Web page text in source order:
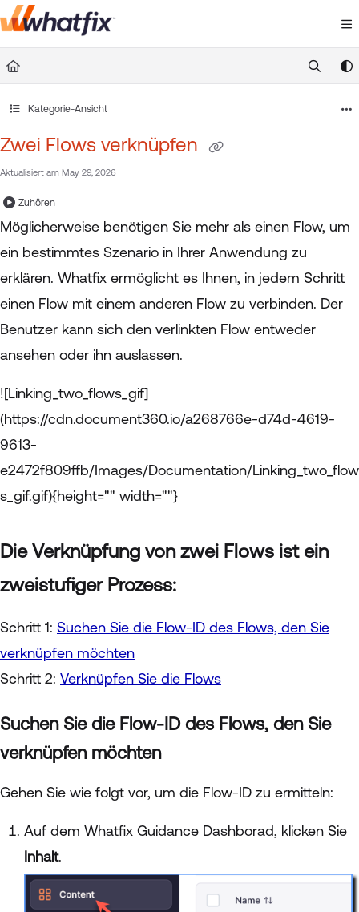
Documentation Index
Fetch the complete documentation index at:
https://
Kategorie-Ansicht
Zwei Flows verknüpfen
Aktualisiert am May 29, 2026
Zuhören
Möglicherweise benötigen Sie mehr als einen Flow, um
ein bestimmtes Szenario in Ihrer Anwendung zu
erklären. Whatfix ermöglicht es Ihnen, in jedem Schritt
einen Flow mit einem anderen Flow zu verbinden. Der
Benutzer kann sich den verlinkten Flow entweder
ansehen oder ihn auslassen.
![Linking_two_flows_gif]
(https://cdn.document360.io/a268766e-d74d-4619-
9613-
e2472f809ffb/Images/Documentation/Linking_two_flow
s_gif.gif){height="" width=""}
Die Verknüpfung von zwei Flows ist ein
zweistufiger Prozess:
Schritt 1: Suchen Sie die Flow-ID des Flows, den Sie
verknüpfen möchten
Schritt 2: Verknüpfen Sie die Flows
Suchen Sie die Flow-ID des Flows, den Sie
verknüpfen möchten
Gehen Sie wie folgt vor, um die Flow-ID zu ermitteln:
Auf dem Whatfix Guidance Dashborad, klicken Sie
Inhalt.